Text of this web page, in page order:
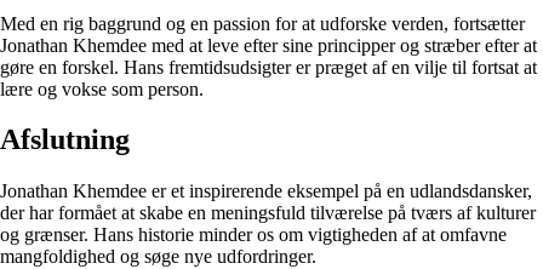
Med en rig baggrund og en passion for at udforske verden, fortsætter
Jonathan Khemdee med at leve efter sine principper og stræber efter at
gøre en forskel. Hans fremtidsudsigter er præget af en vilje til fortsat at
lære og vokse som person.
Afslutning
Jonathan Khemdee er et inspirerende eksempel på en udlandsdansker,
der har formået at skabe en meningsfuld tilværelse på tværs af kulturer
og grænser. Hans historie minder os om vigtigheden af at omfavne
mangfoldighed og søge nye udfordringer.